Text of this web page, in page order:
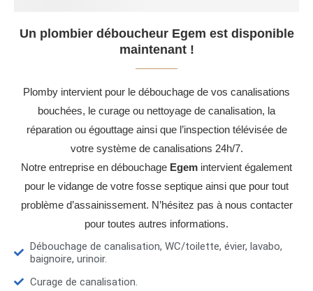
Un plombier déboucheur Egem est disponible
maintenant !
Plomby intervient pour le débouchage de vos canalisations
bouchées, le curage ou nettoyage de canalisation, la
réparation ou égouttage ainsi que l’inspection télévisée de
votre système de canalisations 24h/7.
Notre entreprise en débouchage Egem intervient également
pour le vidange de votre fosse septique ainsi que pour tout
problème d’assainissement. N’hésitez pas à nous contacter
pour toutes autres informations.
Débouchage de canalisation, WC/toilette, évier, lavabo,
baignoire, urinoir.
Curage de canalisation.